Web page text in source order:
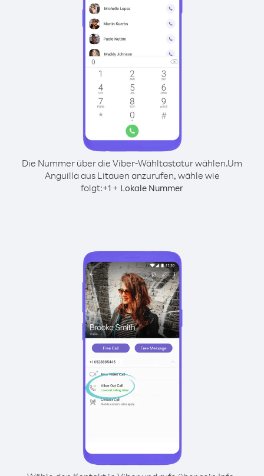
Die Nummer über die Viber-Wähltastatur wählen.Um
Anguilla aus Litauen anzurufen, wähle wie
folgt:+1 + Lokale Nummer